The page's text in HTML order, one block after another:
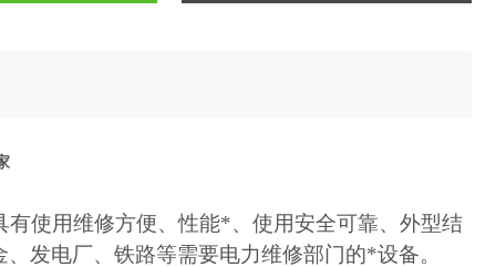
使用维修方便、性能*、使用安全可靠、外型结
发电厂、铁路等需要电力维修部门的*设备。